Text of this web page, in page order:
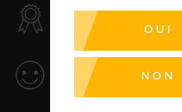
OUI
NON
SÉLECTION &
Des produits
SERVICE
Des solutions